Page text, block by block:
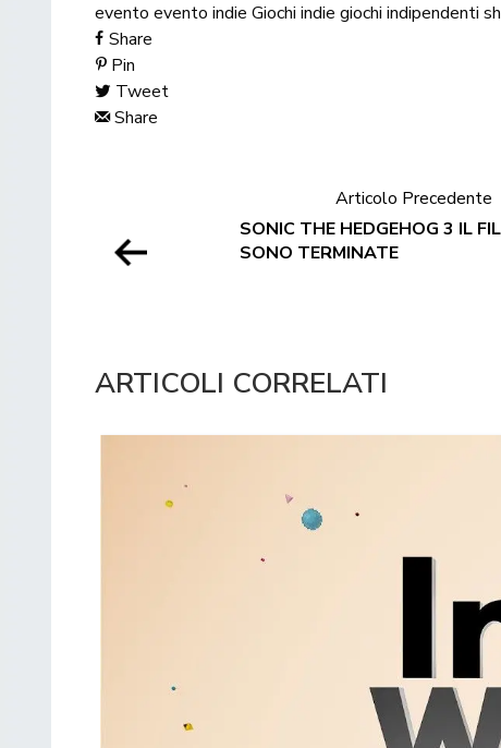
evento evento indie Giochi indie giochi indipendenti
Share
Pin
Tweet
Share
Articolo Precedente
SONIC THE HEDGEHOG 3 IL
SONO TERMINATE
ARTICOLI CORRELATI